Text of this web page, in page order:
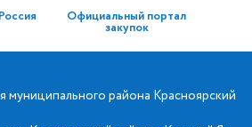
Официальный портал
закупок
района Красноярский